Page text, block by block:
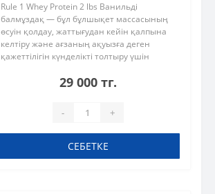
Rule 1 Whey Protein 2 lbs Ванильді
балмұздақ — бұл бұлшықет массасының
өсуін қолдау, жаттығудан кейін қалпына
келтіру және ағзаның ақуызға деген
қажеттілігін күнделікті толтыру үшін
Формула аминқышқылдарының бұлш..
29 000 тг.
- +
СЕБЕТКЕ